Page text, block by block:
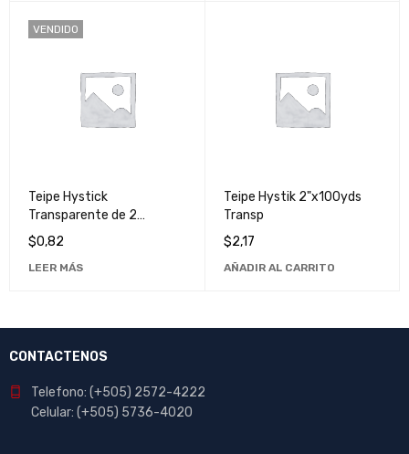
VENDIDO
Teipe Hystick
Transparente de 2
Pulgadas x 90 Yardas -
Cinta Adhesiva de Alta
Calidad
$0,82
LEER MÁS
Teipe Hystik 2"x100yds
Transp
$2,17
AÑADIR AL CARRITO
CONTACTENOS
Telefono: (+505) 2572-4222
Celular: (+505) 5736-4020